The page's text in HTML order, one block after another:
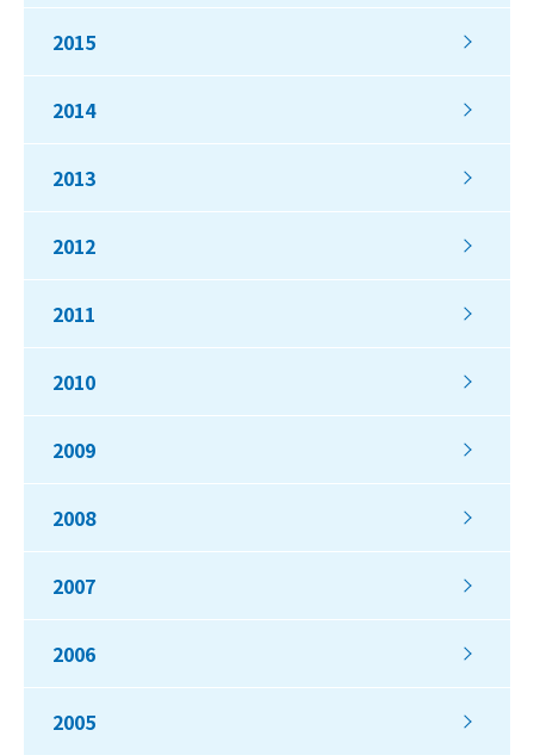
2015
2014
2013
2012
2011
2010
2009
2008
2007
2006
2005